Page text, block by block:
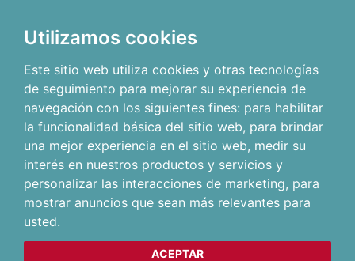
Utilizamos cookies
Este sitio web utiliza cookies y otras tecnologías
de seguimiento para mejorar su experiencia de
navegación con los siguientes fines: para habilitar
la funcionalidad básica del sitio web, para brindar
una mejor experiencia en el sitio web, medir su
interés en nuestros productos y servicios y
personalizar las interacciones de marketing, para
mostrar anuncios que sean más relevantes para
usted.
ACEPTAR